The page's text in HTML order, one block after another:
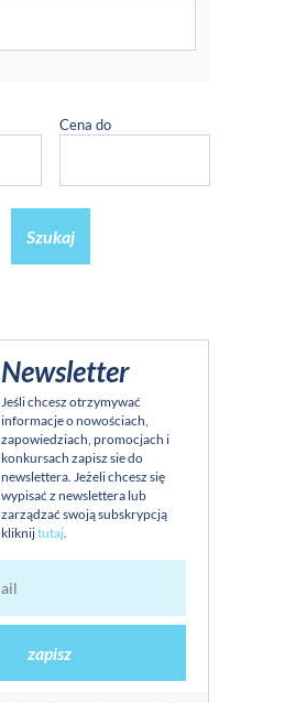
Cena do
Szukaj
Newsletter
Jeśli chcesz otrzymywać
informacje o nowościach,
zapowiedziach, promocjach i
konkursach zapisz sie do
newslettera. Jeżeli chcesz się
wypisać z newslettera lub
zarządzać swoją subskrypcją
kliknijtutaj.
zapisz